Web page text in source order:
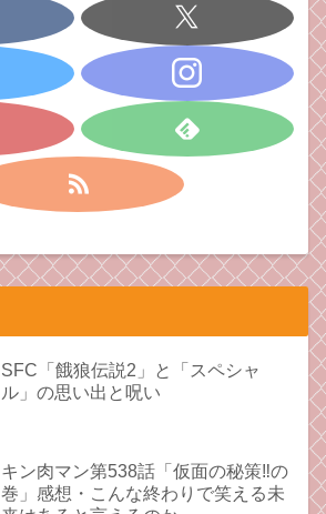
SFC「餓狼伝説2」と「スペシャ
ル」の思い出と呪い
キン肉マン第538話「仮面の秘策‼︎の
巻」感想・こんな終わりで笑える未